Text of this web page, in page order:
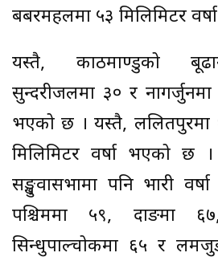
बबरमहलमा ५३ मिलिमिटर
यस्तै, काठमाण्डुको
सुन्दरीजलमा ३० र नागर्जुनमा
भएको छ । यस्तै, ललितपुरमा
मिलिमिटर वर्षा भएको छ
सङ्खुवासभामा पनि भारी
पश्चिममा ५९, दाङमा
सिन्धुपाल्चोकमा ६५ र